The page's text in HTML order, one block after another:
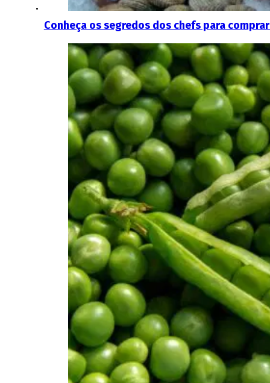
Conheça os segredos dos chefs para